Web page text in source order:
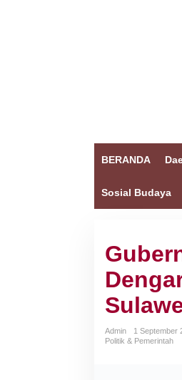
BERANDA
Sosial Budaya
Admin
1 September
Politik & Pemerintah